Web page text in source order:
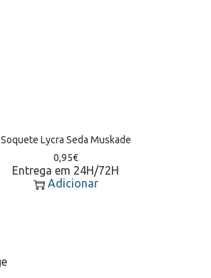
Soquete Lycra Seda Muskade
0,95€
Entrega em 24H/72H
Adicionar